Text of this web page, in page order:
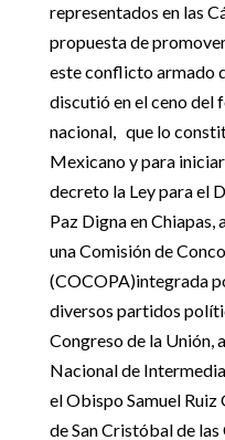
representados en las
propuesta de
este conflicto armado
discutió en el ceno del
nacional, que lo
Mexicano y para
decreto la Ley para el
Paz Digna en
una Comisión de
(COCOPA)integrada
diversos partidos
Congreso de la Unión,
Nacional de
el Obispo Samuel
de San Cristóbal de las